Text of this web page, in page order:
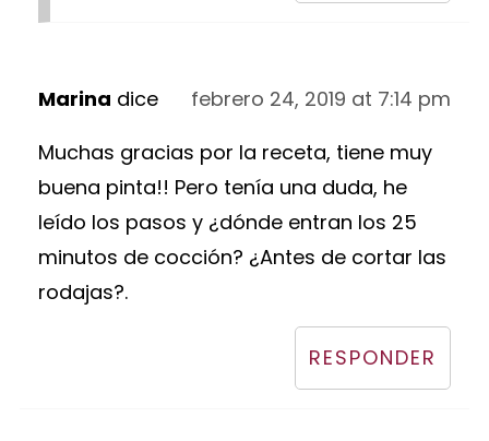
Marina dice
febrero 24, 2019 at 7:14 pm
Muchas gracias por la receta, tiene muy
buena pinta!! Pero tenía una duda, he
leído los pasos y ¿dónde entran los 25
minutos de cocción? ¿Antes de cortar las
rodajas?.
RESPONDER